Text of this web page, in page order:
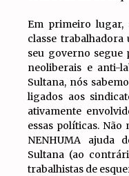
Em primeiro lugar,
classe
seu governo segue
neoliberais e anti-
Sultana, nós
ligados aos
ativamente
essas políticas.
NENHUMA ajuda
Sultana (ao
trabalhistas de